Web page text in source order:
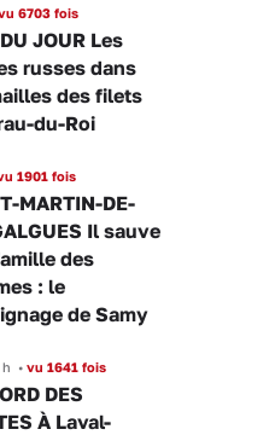
6703 fois
JOUR Les
russes dans
des filets
du-Roi
1901 fois
MARTIN-DE-
Il sauve
des
: le
de Samy
h • vu 1641 fois
DES
À Laval-